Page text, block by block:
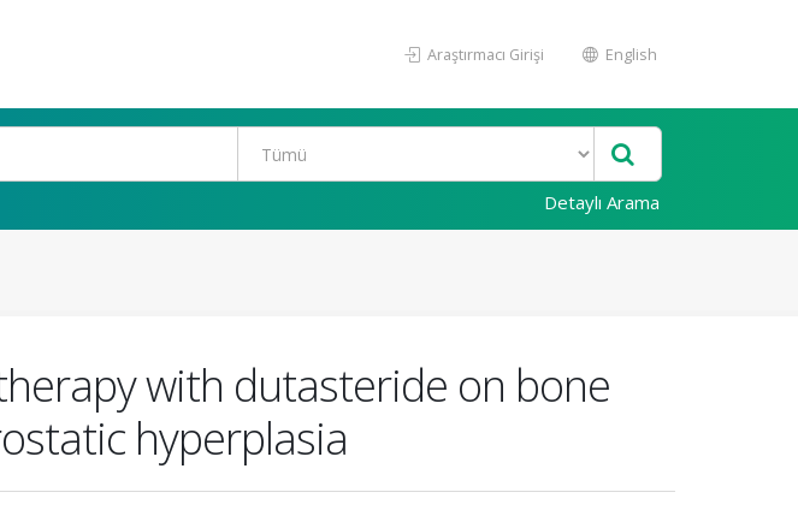
Araştırmacı Girişi English
Detaylı Arama
with dutasteride on bone
hyperplasia